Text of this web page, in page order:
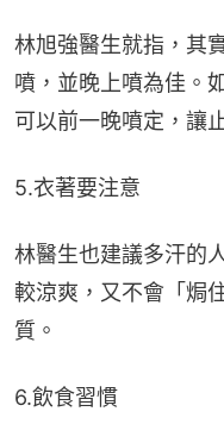
林旭強醫生就指，其
噴，並晚上噴為佳。
可以前一晚噴定，讓
5.衣著要注意
林醫生也建議多汗的
較涼爽，又不會「焗
質。
6.飲食習慣